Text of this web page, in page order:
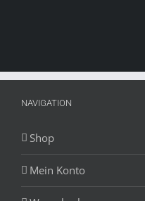
NAVIGATION
Shop
Mein Konto